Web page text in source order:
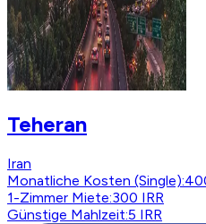
Teheran
Iran
Monatliche Kosten (Single):
1-Zimmer Miete:300 IRR
Günstige Mahlzeit:5 IRR